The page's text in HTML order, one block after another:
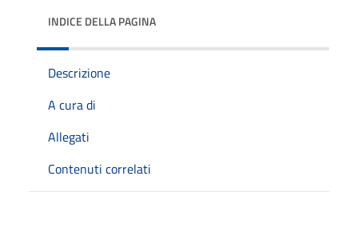
INDICE DELLA PAGINA
Descrizione
A cura di
Allegati
Contenuti correlati